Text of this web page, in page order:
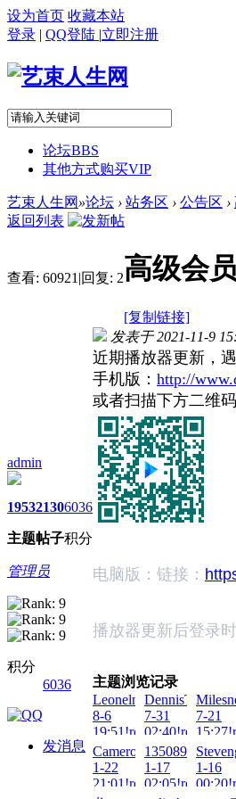
设为首页 收藏本站
登录 | QQ登陆 |立即注册
论坛BBS
其他方式购买VIP
艺束人生网 »论坛 › 站务区 › 公告区 ›
返回列表
查看: 60921 |回复: 2高级会
[复制链接]
admin
1953
主题
2130
帖子
6036
积分
管理员
积分
6036
发消息
发表于 2021-11-9
近期播放器更新，
手机版： http://
或者扫描下方二维码
电脑版： 链接：
播放器更新后登录
主题浏览记录
Leonelnug!zai!2026-
8-6
19:51!read!
7-31
02:40!read!
7-21
1-22
21:01!read!
1-17
02:05!read!
1-16